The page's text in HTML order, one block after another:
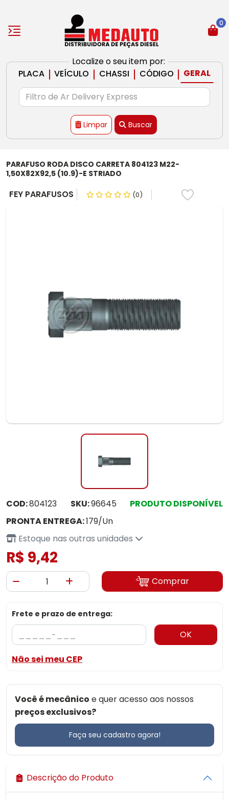
Localize o seu item por:
PLACA | VEÍCULO | CHASSI | CÓDIGO | GERAL
Limpar Buscar
0
PARAFUSO RODA DISCO CARRETA 804123 M22-
1,50X82X92,5 (10.9)-E STRIADO
FEY PARAFUSOS (0)
COD:804123 SKU:96645
PRODUTO DISPONÍVEL
PRONTA ENTREGA:179/Un
Estoque nas outras unidades
R$ 9,42
Comprar
Frete e prazo de entrega:
OK
Não sei meu CEP
Você é mecânico e quer acesso aos nossos
preços exclusivos?
Faça seu cadastro agora!
Descrição do Produto